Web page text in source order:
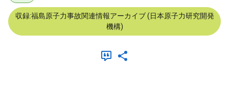
収録:福島原子力事故関連情報アーカイブ (日本原子力研究開発
機構)